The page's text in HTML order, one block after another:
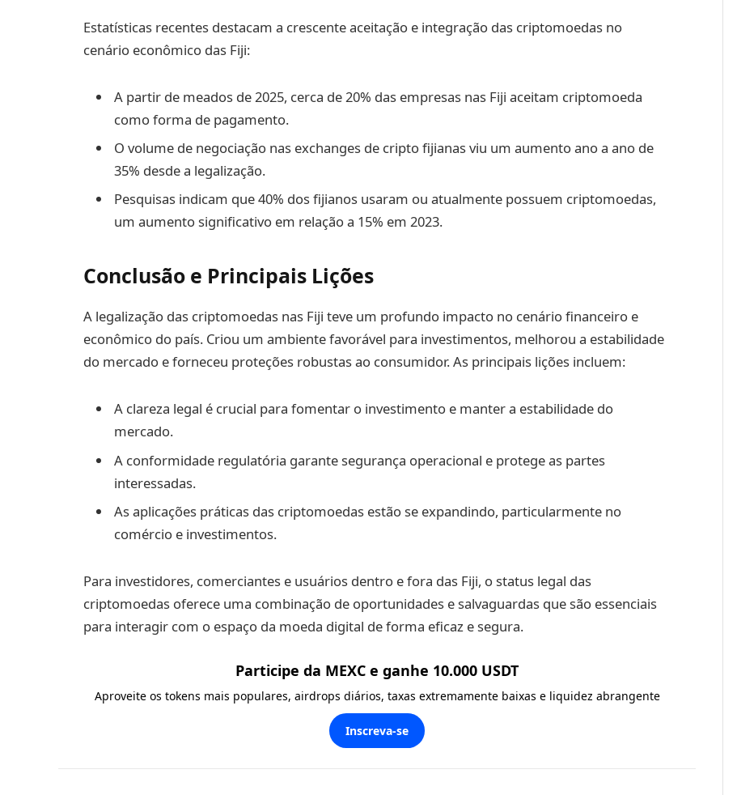
Estatísticas recentes destacam a crescente aceitação e integração das criptomoedas no
cenário econômico das Fiji:
A partir de meados de 2025, cerca de 20% das empresas nas Fiji aceitam criptomoeda
como forma de pagamento.
O volume de negociação nas exchanges de cripto fijianas viu um aumento ano a ano de
35% desde a legalização.
Pesquisas indicam que 40% dos fijianos usaram ou atualmente possuem criptomoedas,
um aumento significativo em relação a 15% em 2023.
Conclusão e Principais Lições
A legalização das criptomoedas nas Fiji teve um profundo impacto no cenário financeiro e
econômico do país. Criou um ambiente favorável para investimentos, melhorou a estabilidade
do mercado e forneceu proteções robustas ao consumidor. As principais lições incluem:
A clareza legal é crucial para fomentar o investimento e manter a estabilidade do
mercado.
A conformidade regulatória garante segurança operacional e protege as partes
interessadas.
As aplicações práticas das criptomoedas estão se expandindo, particularmente no
comércio e investimentos.
Para investidores, comerciantes e usuários dentro e fora das Fiji, o status legal das
criptomoedas oferece uma combinação de oportunidades e salvaguardas que são essenciais
para interagir com o espaço da moeda digital de forma eficaz e segura.
Participe da MEXC e ganhe 10.000 USDT
Aproveite os tokens mais populares, airdrops diários, taxas extremamente baixas e liquidez abrangente
Inscreva-se